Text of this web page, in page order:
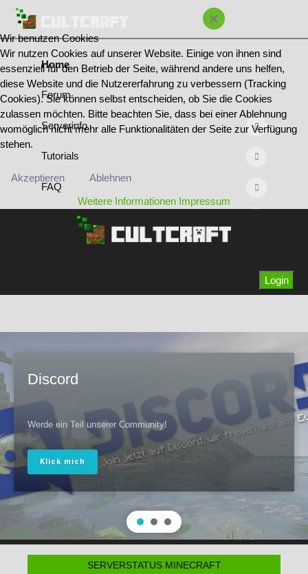
×
Home
Forum
Serverinfo
Tutorials
FAQ
Login
Discord
Werde ein Teil unserer Community!
Klick mich
SERVERSTATUS MINECRAFT
Wir benutzen Cookies
Wir nutzen Cookies auf unserer Website. Einige von ihnen sind
essenziell für den Betrieb der Seite, während andere uns helfen,
diese Website und die Nutzererfahrung zu verbessern (Tracking
Cookies). Sie können selbst entscheiden, ob Sie die Cookies
zulassen möchten. Bitte beachten Sie, dass bei einer Ablehnung
womöglich nicht mehr alle Funktionalitäten der Seite zur Verfügung
stehen.
Akzeptieren Ablehnen
Weitere Informationen Impressum